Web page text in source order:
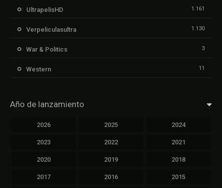
UltrapelisHD 1.161
Verpeliculasultra 1.130
War & Politics 3
Western 11
Año de lanzamiento
2026 2025 2024
2023 2022 2021
2020 2019 2018
2017 2016 2015